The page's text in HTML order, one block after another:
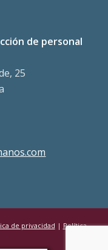
de personal
25
de privacidad | Política